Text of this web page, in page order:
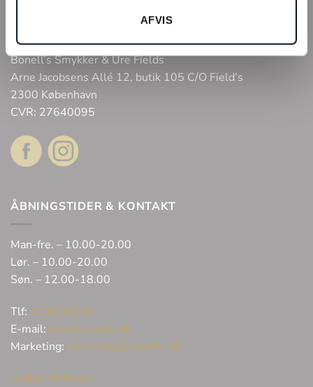
AFVIS
Bonell’s Smykker & Ure Fields
Arne Jacobsens Allé 12, butik 105 C/O Field’s
2300 København
CVR: 27640095
ÅBNINGSTIDER & KONTAKT
Man-fre. – 10.00-20.00
Lør. – 10.00-20.00
Søn. – 12.00-18.00
Tlf: 32 62 06 45
E-mail: info@bonells.dk
Marketing: marketing@bonells.dk
Ledige stillinger